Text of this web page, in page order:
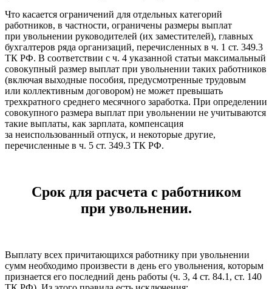
Что касается ограничений для отдельных категорий
работников, в частности, ограничены размеры выплат
при увольнении руководителей (их заместителей), главных
бухгалтеров ряда организаций, перечисленных в ч. 1 ст. 349.3
ТК РФ. В соответствии с ч. 4 указанной статьи максимальный
совокупный размер выплат при увольнении таких работников
(включая выходные пособия, предусмотренные трудовым
или коллективным договором) не может превышать
трехкратного среднего месячного заработка. При определении
совокупного размера выплат при увольнении не учитываются
такие выплаты, как зарплата, компенсация
за неиспользованный отпуск, и некоторые другие,
перечисленные в ч. 5 ст. 349.3 ТК РФ.
Срок для расчета с работником
при увольнении.
Выплату всех причитающихся работнику при увольнении
сумм необходимо произвести в день его увольнения, которым
признается его последний день работы (ч. 3, 4 ст. 84.1, ст. 140